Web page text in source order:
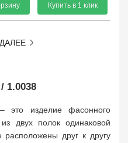
Купить в 1 клик
ДАЛЕЕ
1.0038
это изделие фасонного
двух полок одинаковой
друг к другу